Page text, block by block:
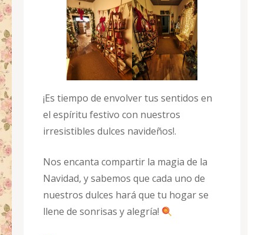
¡Es tiempo de envolver tus sentidos en
el espíritu festivo con nuestros
irresistibles dulces navideños!.
Nos encanta compartir la magia de la
Navidad, y sabemos que cada uno de
nuestros dulces hará que tu hogar se
llene de sonrisas y alegría!